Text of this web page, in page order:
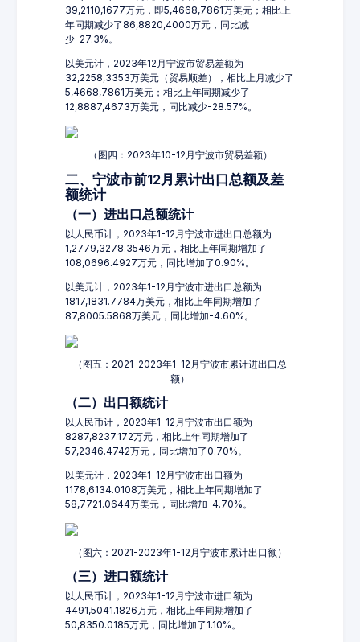
39,2110,1677万元，即5,4668,7861万美元；相比上
年同期减少了86,8820,4000万元，同比减
少-27.3%。
以美元计，2023年12月宁波市贸易差额为
32,2258,3353万美元（贸易顺差），相比上月减少了
5,4668,7861万美元；相比上年同期减少了
12,8887,4673万美元，同比减少-28.57%。
（图四：2023年10-12月宁波市贸易差额）
二、宁波市前12月累计出口总额及差
额统计
（一）进出口总额统计
以人民币计，2023年1-12月宁波市进出口总额为
1,2779,3278.3546万元，相比上年同期增加了
108,0696.4927万元，同比增加了0.90%。
以美元计，2023年1-12月宁波市进出口总额为
1817,1831.7784万美元，相比上年同期增加了
87,8005.5868万美元，同比增加-4.60%。
（图五：2021-2023年1-12月宁波市累计进出口总
额）
（二）出口额统计
以人民币计，2023年1-12月宁波市出口额为
8287,8237.172万元，相比上年同期增加了
57,2346.4742万元，同比增加了0.70%。
以美元计，2023年1-12月宁波市出口额为
1178,6134.0108万美元，相比上年同期增加了
58,7721.0644万美元，同比增加-4.70%。
（图六：2021-2023年1-12月宁波市累计出口额）
（三）进口额统计
以人民币计，2023年1-12月宁波市进口额为
4491,5041.1826万元，相比上年同期增加了
50,8350.0185万元，同比增加了1.10%。